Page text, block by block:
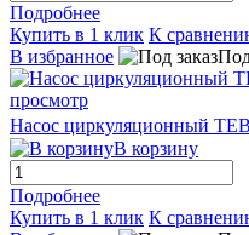
Подробнее
Купить в 1 клик К
В избранное
просмотр
Насос циркуляционный
В корзину
Подробнее
Купить в 1 клик К